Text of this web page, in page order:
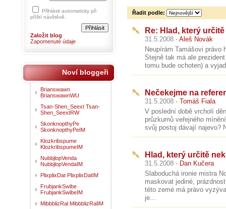
Řadit podle:
Re: Hlad, který
31.5.2008 - Aleš Novák
Neupírám Tamášovi
Stejně tak má ale
tomu bude ochoten) a
Nečekejme na
31.5.2008 - Tomáš Fiala
V poslední době vrcholí
průzkumů veřejného
svůj postoj dávají najevo?
Hlad, který určitě
31.5.2008 - Dan Kučera
Slaboduchá ironie mistra
maskovat jediné,
této zemé má právo
je...
Přihlásit automaticky při
příští návštěvě.
Založit blog
Zapomenuté údaje
Noví bloggeři
Brianswawn
BrianswawnWU
Tsan-Shen_Seext Tsan-
Shen_SeextRW
SkonknopthyPe
SkonknopthyPeIM
Klozkribspume
KlozkribspumeIM
NubbjlopVenda
NubbjlopVendaIM
PlixplixDat PlixplixDatIM
FrubjankSwibe
FrubjankSwibeIM
MibbblizRal MibbblizRalIM